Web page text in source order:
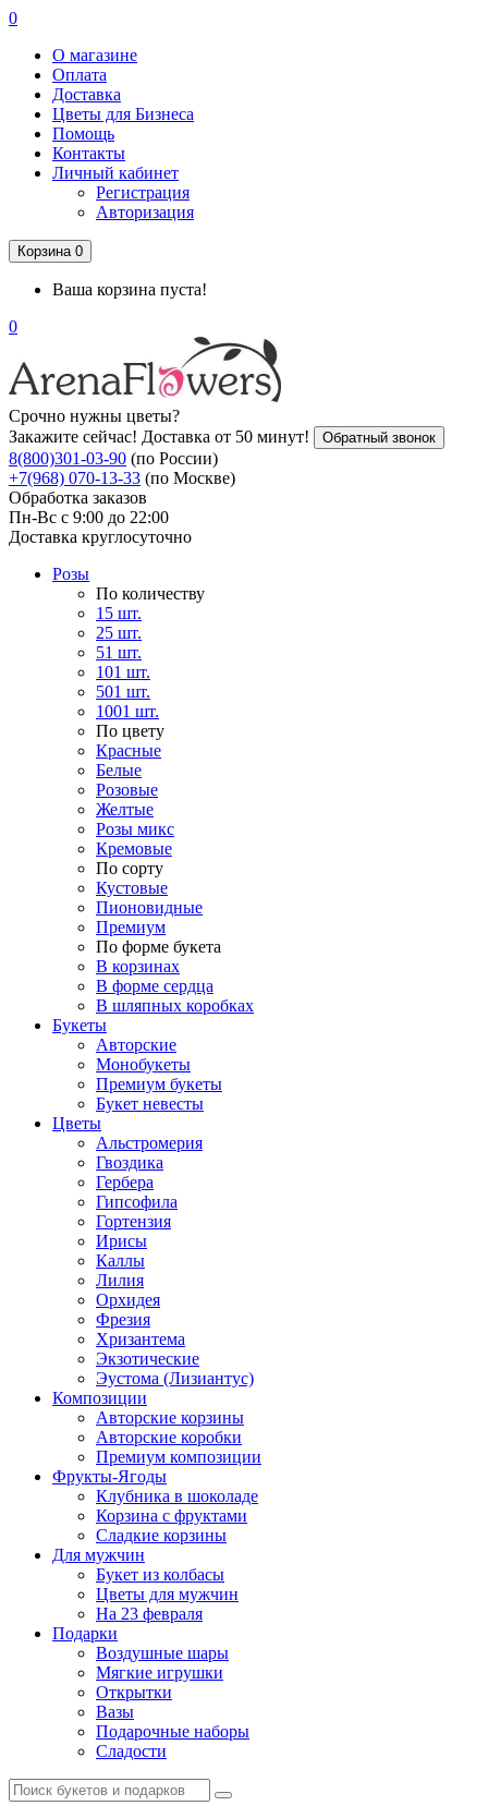
0
О магазине
Оплата
Доставка
Цветы для Бизнеса
Помощь
Контакты
Личный кабинет
Регистрация
Авторизация
Корзина 0
Ваша корзина пуста!
0
Срочно нужны цветы?
Закажите сейчас! Доставка от 50 минут!
Обратный звонок
8(800)301-03-90 (по России)
+7(968) 070-13-33 (по Москве)
Обработка заказов
Пн-Вс с 9:00 до 22:00
Доставка круглосуточно
Розы
По количеству
15 шт.
25 шт.
51 шт.
101 шт.
501 шт.
1001 шт.
По цвету
Красные
Белые
Розовые
Желтые
Розы микс
Кремовые
По сорту
Кустовые
Пионовидные
Премиум
По форме букета
В корзинах
В форме сердца
В шляпных коробках
Букеты
Авторские
Монобукеты
Премиум букеты
Букет невесты
Цветы
Альстромерия
Гвоздика
Гербера
Гипсофила
Гортензия
Ирисы
Каллы
Лилия
Орхидея
Фрезия
Хризантема
Экзотические
Эустома (Лизиантус)
Композиции
Авторские корзины
Авторские коробки
Премиум композиции
Фрукты-Ягоды
Клубника в шоколаде
Корзина с фруктами
Сладкие корзины
Для мужчин
Букет из колбасы
Цветы для мужчин
На 23 февраля
Подарки
Воздушные шары
Мягкие игрушки
Открытки
Вазы
Подарочные наборы
Сладости